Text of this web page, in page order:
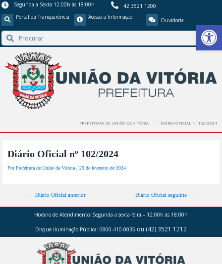
Barra de
Segunda a Sexta 12:00h às 18:00h
42 3521 1200
Portal da Transparência
Acesso a Informação Ouvidoria
PREFEITURA DE UNIÃO DA VITÓRIA DIÁRIO OFICIAL Nº 102/2024
Diário Oficial nº 102/2024
PorPrefeitura de União da Vitória/29 de fevereiro de 2024
← Diário Oficial anterior Diário Oficial seguinte →
Horário de Atendimento: Segunda a sexta-feira – 12:00h às 18:00h
Disque Iluminação Pública: 0800-410-0035 ou (42) 3521 1212